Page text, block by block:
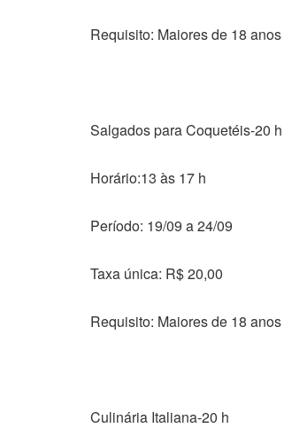
Requisito: Maiores de 18 anos
Salgados para Coquetéis-20 h
Horário:13 às 17 h
Período: 19/09 a 24/09
Taxa única: R$ 20,00
Requisito: Maiores de 18 anos
Culinária Italiana-20 h